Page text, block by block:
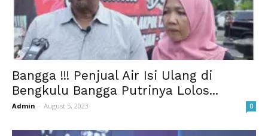
Bangga !!! Penjual Air Isi Ulang di
Bengkulu Bangga Putrinya Lolos...
Admin - August 5, 2023 0